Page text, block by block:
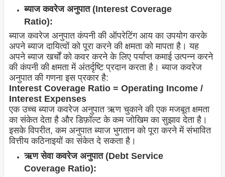
ब्याज कवरेज अनुपात (Interest Coverage
Ratio):
ब्याज कवरेज अनुपात कंपनी की ऑपरेटिंग आय का उपयोग करके
अपने ब्याज दायित्वों को पूरा करने की क्षमता को मापता है। यह
अपने ब्याज खर्चों को कवर करने के लिए पर्याप्त कमाई उत्पन्न करने
की कंपनी की क्षमता में अंतर्दृष्टि प्रदान करता है। ब्याज कवरेज
अनुपात की गणना इस प्रकार है:
Interest Coverage Ratio = Operating Income /
Interest Expenses
एक उच्च ब्याज कवरेज अनुपात ऋण चुकाने की एक मजबूत क्षमता
का संकेत देता है और डिफ़ॉल्ट के कम जोखिम का सुझाव देता है।
इसके विपरीत, कम अनुपात ब्याज भुगतान को पूरा करने में संभावित
वित्तीय कठिनाइयों का संकेत दे सकता है।
ऋण सेवा कवरेज अनुपात (Debt Service
Coverage Ratio):